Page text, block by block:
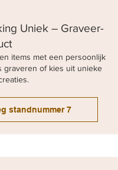
Uniek – Graveer-
items met een persoonlijk
graveren of kies uit unieke
standnummer 7